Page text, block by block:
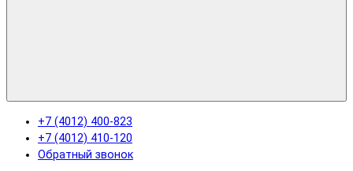
+7 (4012) 400-823
+7 (4012) 410-120
Обратный звонок